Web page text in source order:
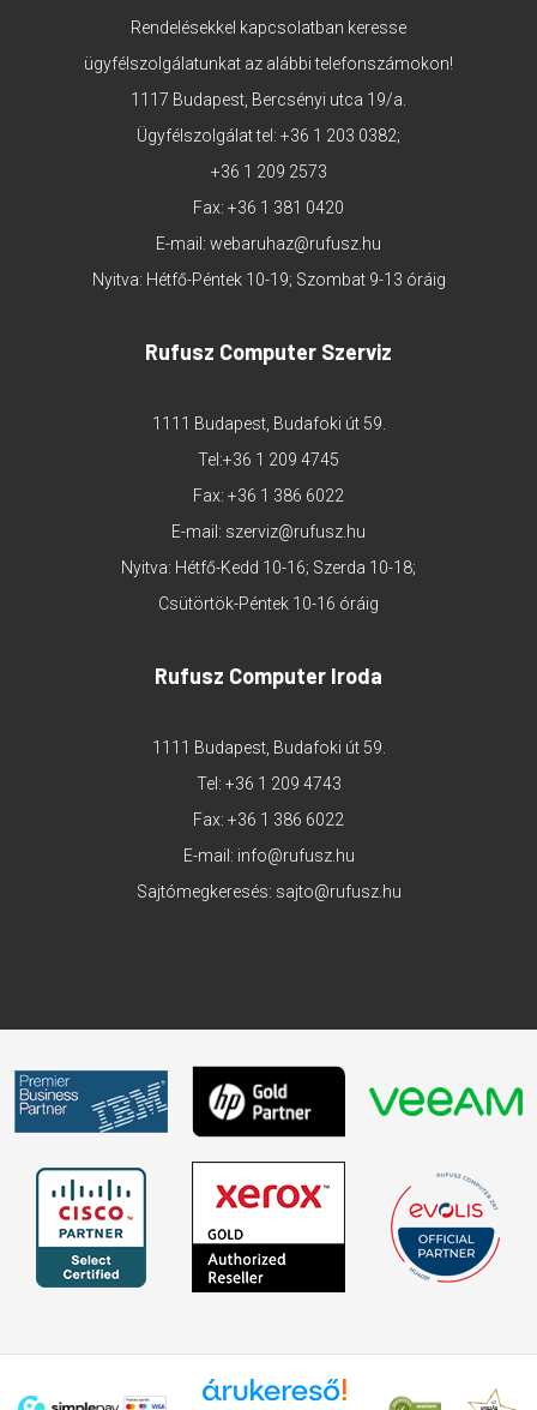
Rendelésekkel kapcsolatban keresse
ügyfélszolgálatunkat az alábbi telefonszámokon!
1117 Budapest, Bercsényi utca 19/a.
Ügyfélszolgálat tel: +36 1 203 0382;
+36 1 209 2573
Fax: +36 1 381 0420
E-mail: webaruhaz@rufusz.hu
Nyitva: Hétfő-Péntek 10-19; Szombat 9-13 óráig
Rufusz Computer Szerviz
1111 Budapest, Budafoki út 59.
Tel:+36 1 209 4745
Fax: +36 1 386 6022
E-mail: szerviz@rufusz.hu
Nyitva: Hétfő-Kedd 10-16; Szerda 10-18;
Csütörtök-Péntek 10-16 óráig
Rufusz Computer Iroda
1111 Budapest, Budafoki út 59.
Tel: +36 1 209 4743
Fax: +36 1 386 6022
E-mail: info@rufusz.hu
Sajtómegkeresés: sajto@rufusz.hu